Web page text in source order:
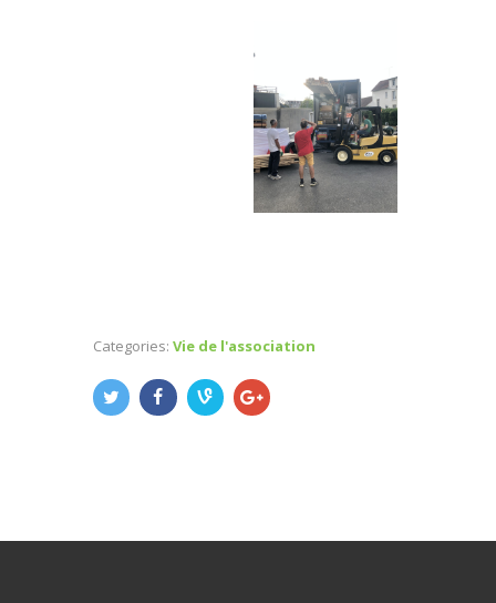
Categories: Vie de l'association